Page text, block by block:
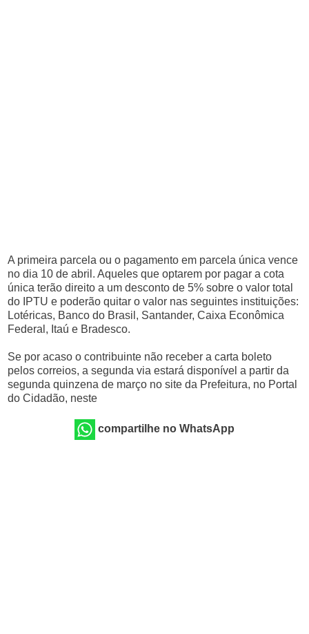
A primeira parcela ou o pagamento em parcela única vence
no dia 10 de abril. Aqueles que optarem por pagar a cota
única terão direito a um desconto de 5% sobre o valor total
do IPTU e poderão quitar o valor nas seguintes instituições:
Lotéricas, Banco do Brasil, Santander, Caixa Econômica
Federal, Itaú e Bradesco.
Se por acaso o contribuinte não receber a carta boleto
pelos correios, a segunda via estará disponível a partir da
segunda quinzena de março no site da Prefeitura, no Portal
do Cidadão, neste
compartilhe no WhatsApp